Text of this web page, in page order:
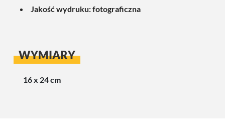
Jakość wydruku: fotograficzna
WYMIARY
16 x 24 cm